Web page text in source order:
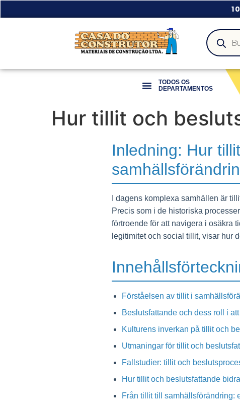
TODOS OS
DEPARTAMENTOS
Hur tillit och
Inledning: Hur
I dagens komplexa samhällen är
Precis som i de historiska
förtroende för att navigera i osäkra
legitimitet och social tillit, visar hur
Förståelsen av tillit i
Beslutsfattande och dess roll i
Kulturens inverkan på tillit och
Utmaningar för tillit och
Fallstudier: tillit och
Hur tillit och beslutsfattande
Från tillit till samhällsförändring: